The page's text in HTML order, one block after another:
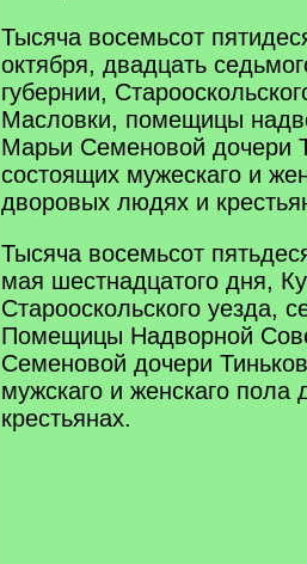
Тысяча восемьсот
октября, двадцать
губернии,
Масловки, помещицы
Марьи Семеновой дочери
состоящих мужескаго и
дворовых людях и
Тысяча восемьсот
мая шестнадцатого дня,
Старооскольского уезда,
Помещицы Надворной
Семеновой дочери
мужскаго и женскаго
крестьянах.